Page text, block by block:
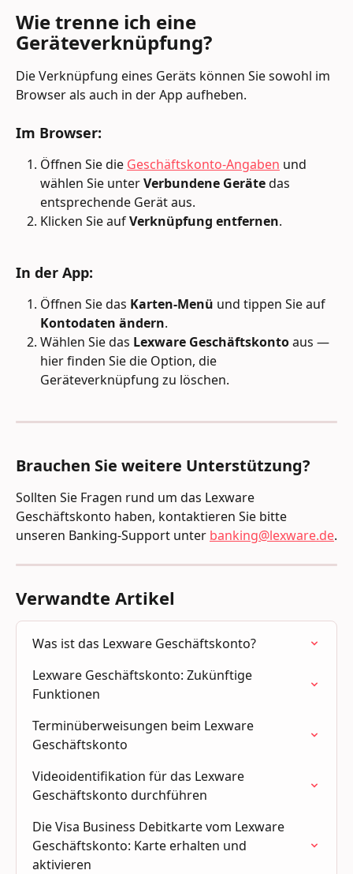
Wie trenne ich eine
Geräteverknüpfung?
Die Verknüpfung eines Geräts können Sie sowohl im
Browser als auch in der App aufheben.
Im Browser:
Öffnen Sie die Geschäftskonto-Angaben und
wählen Sie unter Verbundene Geräte das
entsprechende Gerät aus.
Klicken Sie auf Verknüpfung entfernen.
In der App:
Öffnen Sie das Karten-Menü und tippen Sie auf
Kontodaten ändern.
Wählen Sie das Lexware Geschäftskonto aus —
hier finden Sie die Option, die
Geräteverknüpfung zu löschen.
Brauchen Sie weitere Unterstützung?
Sollten Sie Fragen rund um das Lexware
Geschäftskonto haben, kontaktieren Sie bitte
unseren Banking-Support unter banking@lexware.de.
Verwandte Artikel
Was ist das Lexware Geschäftskonto?
Lexware Geschäftskonto: Zukünftige
Funktionen
Terminüberweisungen beim Lexware
Geschäftskonto
Videoidentifikation für das Lexware
Geschäftskonto durchführen
Die Visa Business Debitkarte vom Lexware
Geschäftskonto: Karte erhalten und
aktivieren